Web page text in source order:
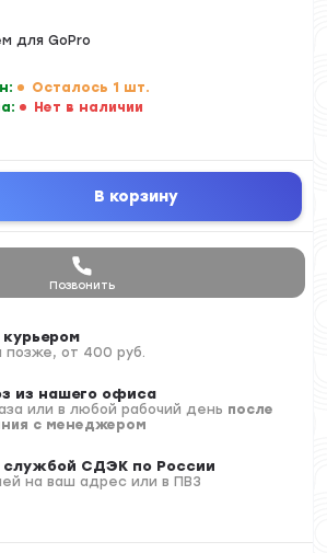
для GoPro
Осталось 1 шт.
Нет в наличии
В корзину
Позвонить
позже, от 400 руб.
из нашего офиса
или в любой рабочий день после
с менеджером
службой СДЭК по России
на ваш адрес или в ПВЗ